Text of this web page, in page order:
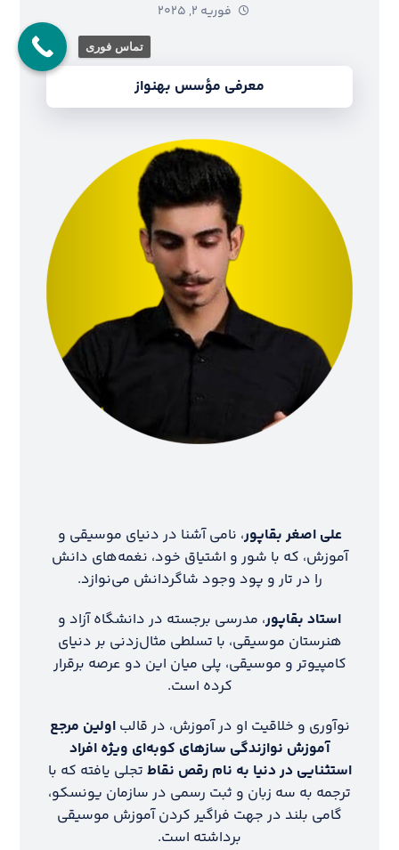
فوریه ۲, ۲۰۲۵
معرفی مؤسس بهنواز
علی اصغر بقاپور، نامی آشنا در دنیای موسیقی و
آموزش، که با شور و اشتیاق خود، نغمه‌های دانش
را در تار و پود وجود شاگردانش می‌نوازد.
استاد بقاپور، مدرسی برجسته در دانشگاه آزاد و
هنرستان موسیقی، با تسلطی مثال‌زدنی بر دنیای
کامپیوتر و موسیقی، پلی میان این دو عرصه برقرار
کرده است.
نوآوری و خلاقیت او در آموزش، در قالباولین مرجع
آموزش نوازندگی سازهای کوبه‌ای ویژه افراد
استثنایی در دنیا به نام رقص نقاط تجلی یافته که با
ترجمه به سه زبان و ثبت رسمی در سازمان یونسکو،
گامی بلند در جهت فراگیر کردن آموزش موسیقی
برداشته است.
تماس فوری